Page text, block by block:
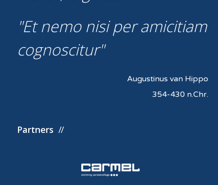
Et nemo nisi per amicitiam
cognoscitur
Augustinus van Hippo
354-430 n.Chr.
Partners